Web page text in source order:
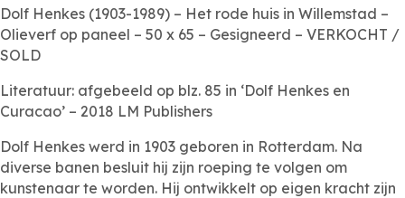
Dolf Henkes (1903-1989) – Het rode huis in Willemstad –
Olieverf op paneel – 50 x 65 – Gesigneerd – VERKOCHT /
SOLD
Literatuur: afgebeeld op blz. 85 in ‘Dolf Henkes en
Curacao’ – 2018 LM Publishers
Dolf Henkes werd in 1903 geboren in Rotterdam. Na
diverse banen besluit hij zijn roeping te volgen om
kunstenaar te worden. Hij ontwikkelt op eigen kracht zijn